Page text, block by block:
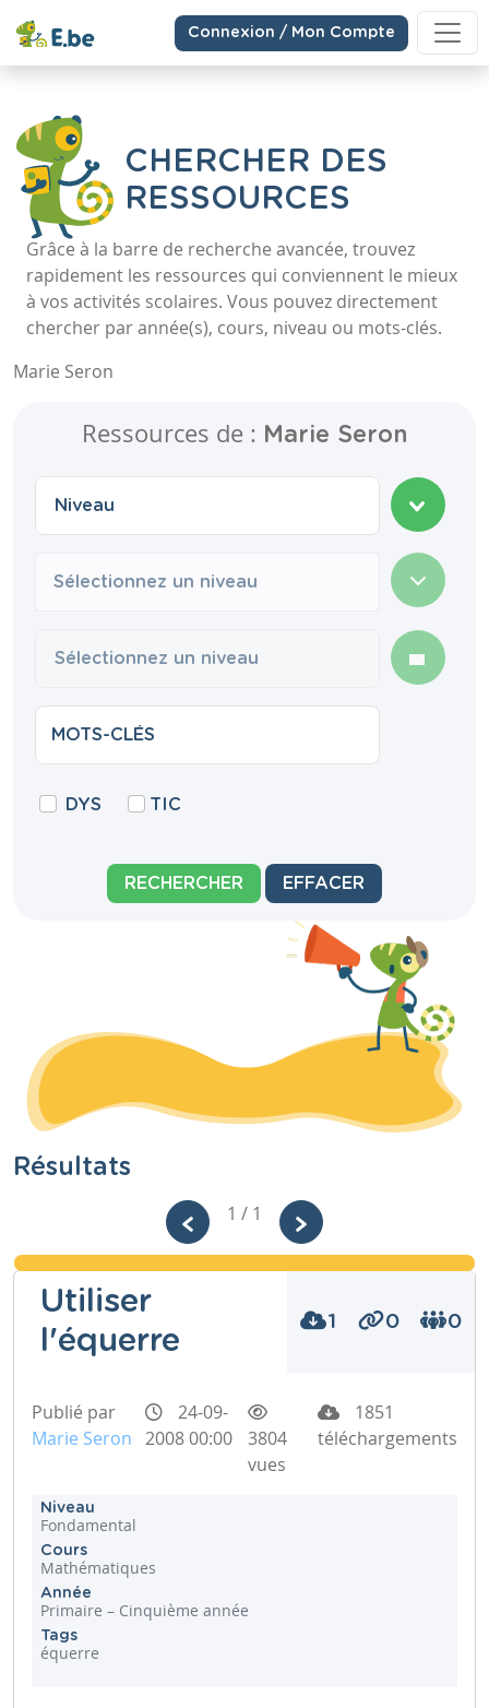
Connexion / Mon Compte
CHERCHER DES
RESSOURCES
Grâce à la barre de recherche avancée, trouvez
rapidement les ressources qui conviennent le mieux
à vos activités scolaires. Vous pouvez directement
chercher par année(s), cours, niveau ou mots-clés.
Marie Seron
Ressources de : Marie Seron
Sélectionnez un niveau
DYS TIC
RECHERCHER EFFACER
Résultats
1 / 1
Utiliser
l'équerre
1 0 0
Publié par
Marie Seron
24-09-
2008 00:00
3804
vues
1851
téléchargements
Niveau
Fondamental
Cours
Mathématiques
Année
Primaire – Cinquième année
Tags
équerre